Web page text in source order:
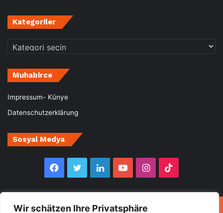
Wir schätzen Ihre Privatsphäre
Kategoriler
Kategoriler
Muhabirce
Impressum- Künye
Datenschutzerklärung
Sosyal Medya
Facebook
TwitterLinkedInYouTubeInstagram